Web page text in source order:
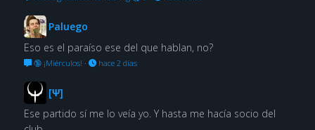
Paluego
Eso es el paraíso ese del que hablan, no?
🔞 ¡Miérculos! · hace 2 días
[Ψ]
Ese partido sí me lo veía yo. Y hasta me hacía socio del